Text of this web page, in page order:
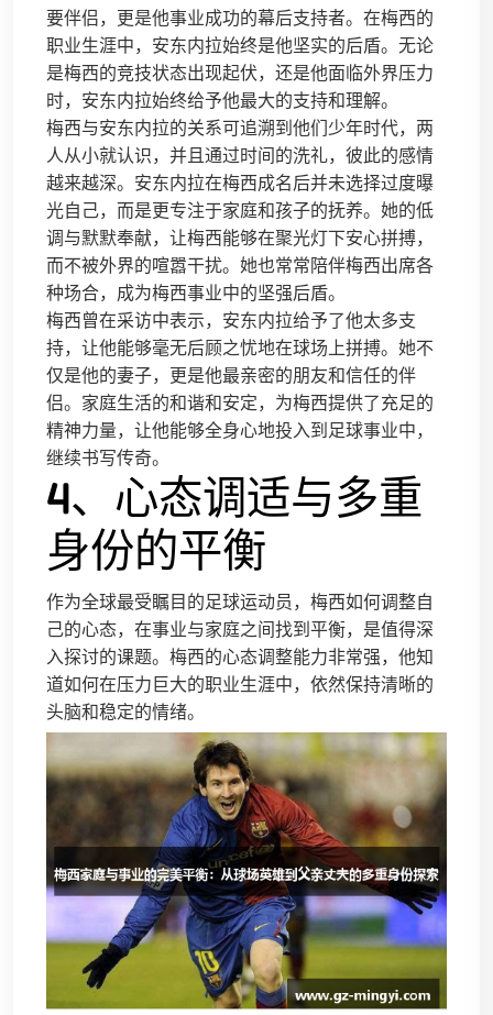
要伴侣，更是他事业成功的幕后支持者。在梅西的
职业生涯中，安东内拉始终是他坚实的后盾。无论
是梅西的竞技状态出现起伏，还是他面临外界压力
时，安东内拉始终给予他最大的支持和理解。
梅西与安东内拉的关系可追溯到他们少年时代，两
人从小就认识，并且通过时间的洗礼，彼此的感情
越来越深。安东内拉在梅西成名后并未选择过度曝
光自己，而是更专注于家庭和孩子的抚养。她的低
调与默默奉献，让梅西能够在聚光灯下安心拼搏，
而不被外界的喧嚣干扰。她也常常陪伴梅西出席各
种场合，成为梅西事业中的坚强后盾。
梅西曾在采访中表示，安东内拉给予了他太多支
持，让他能够毫无后顾之忧地在球场上拼搏。她不
仅是他的妻子，更是他最亲密的朋友和信任的伴
侣。家庭生活的和谐和安定，为梅西提供了充足的
精神力量，让他能够全身心地投入到足球事业中，
继续书写传奇。
4、心态调适与多重
身份的平衡
作为全球最受瞩目的足球运动员，梅西如何调整自
己的心态，在事业与家庭之间找到平衡，是值得深
入探讨的课题。梅西的心态调整能力非常强，他知
道如何在压力巨大的职业生涯中，依然保持清晰的
头脑和稳定的情绪。